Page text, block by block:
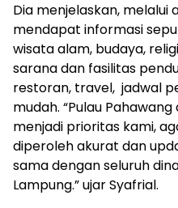
Dia menjelaskan, melalui
mendapat informasi
wisata alam, budaya,
sarana dan fasilitas
restoran, travel, jadwal
mudah. “Pulau
menjadi prioritas kami,
diperoleh akurat dan
sama dengan seluruh
Lampung.” ujar Syafrial.